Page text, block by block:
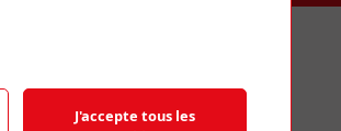
J'accepte tous les